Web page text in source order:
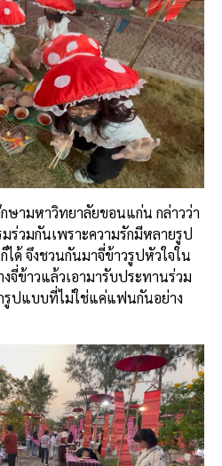
ษามหาวิทยาลัยขอนแก่น กล่าวว่า
ร่วมกันเพราะความรักมีหลายรูป
ด้ จึงชวนกันมาจี่ข้าวรูปหัวใจใน
จี่ข้าวแล้วเอามารับประทานร่วม
รูปแบบที่ไม่ใช่แค่แฟนกันอย่าง